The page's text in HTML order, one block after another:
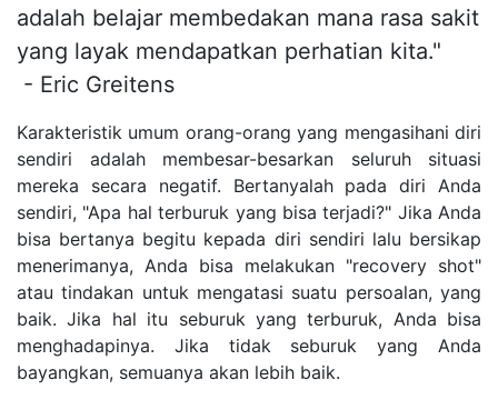
adalah belajar membedakan mana rasa sakit
yang layak mendapatkan perhatian kita."
- Eric Greitens
Karakteristik umum orang-orang yang mengasihani diri
sendiri adalah membesar-besarkan seluruh situasi
mereka secara negatif. Bertanyalah pada diri Anda
sendiri, "Apa hal terburuk yang bisa terjadi?" Jika Anda
bisa bertanya begitu kepada diri sendiri lalu bersikap
menerimanya, Anda bisa melakukan "recovery shot"
atau tindakan untuk mengatasi suatu persoalan, yang
baik. Jika hal itu seburuk yang terburuk, Anda bisa
menghadapinya. Jika tidak seburuk yang Anda
bayangkan, semuanya akan lebih baik.